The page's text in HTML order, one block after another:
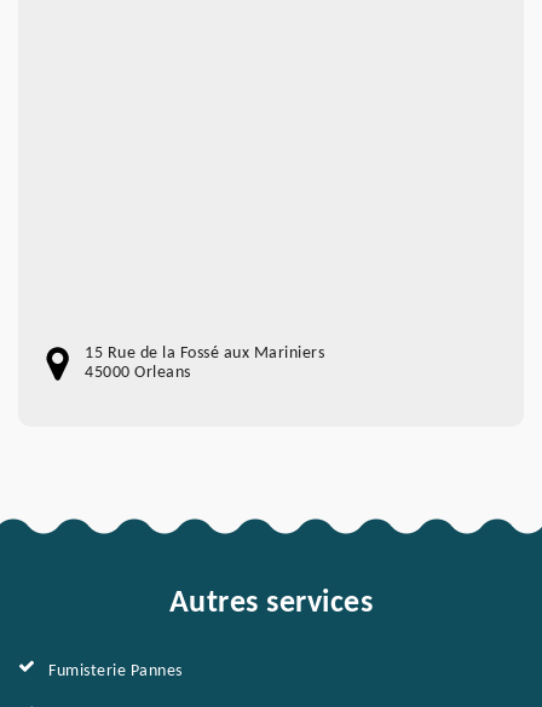
15 Rue de la Fossé aux Mariniers
45000 Orleans
Autres services
Fumisterie Pannes